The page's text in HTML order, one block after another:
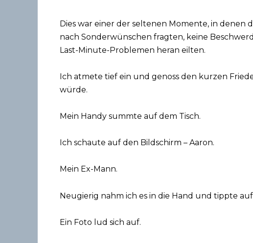
Dies war einer der seltenen Momente, in denen
nach Sonderwünschen fragten, keine
Last-Minute-Problemen heran eilten.
Ich atmete tief ein und genoss den kurzen
würde.
Mein Handy summte auf dem Tisch.
Ich schaute auf den Bildschirm – Aaron.
Mein Ex-Mann.
Neugierig nahm ich es in die Hand und tippte
Ein Foto lud sich auf.